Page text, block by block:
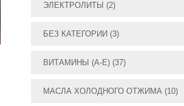
ЭЛЕКТРОЛИТЫ (2)
БЕЗ КАТЕГОРИИ (3)
ВИТАМИНЫ (А-E) (37)
МАСЛА ХОЛОДНОГО ОТЖИМА (10)